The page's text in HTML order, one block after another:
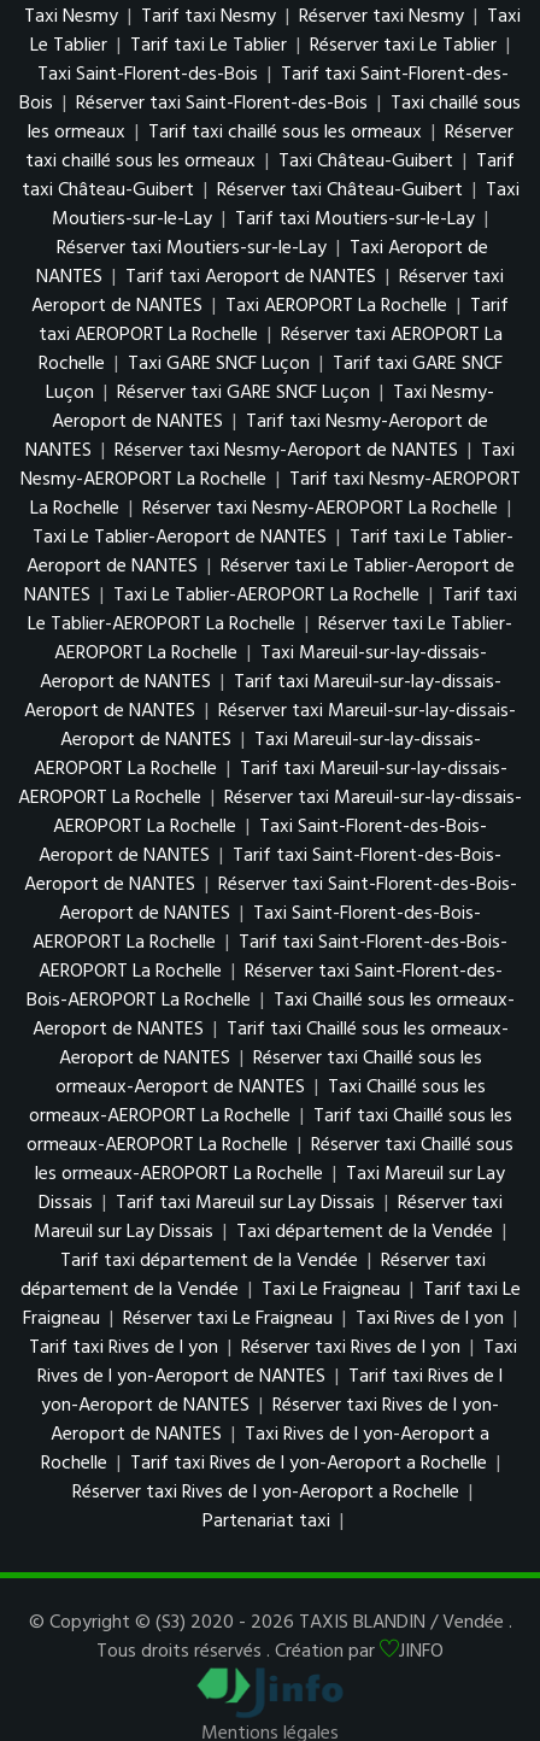
Taxi Nesmy | Tarif taxi Nesmy | Réserver taxi Nesmy | Taxi
Le Tablier | Tarif taxi Le Tablier | Réserver taxi Le Tablier |
Taxi Saint-Florent-des-Bois | Tarif taxi Saint-Florent-des-
Bois | Réserver taxi Saint-Florent-des-Bois | Taxi chaillé sous
les ormeaux | Tarif taxi chaillé sous les ormeaux | Réserver
taxi chaillé sous les ormeaux | Taxi Château-Guibert | Tarif
taxi Château-Guibert | Réserver taxi Château-Guibert | Taxi
Moutiers-sur-le-Lay | Tarif taxi Moutiers-sur-le-Lay |
Réserver taxi Moutiers-sur-le-Lay | Taxi Aeroport de
NANTES | Tarif taxi Aeroport de NANTES | Réserver taxi
Aeroport de NANTES | Taxi AEROPORT La Rochelle | Tarif
taxi AEROPORT La Rochelle | Réserver taxi AEROPORT La
Rochelle | Taxi GARE SNCF Luçon | Tarif taxi GARE SNCF
Luçon | Réserver taxi GARE SNCF Luçon | Taxi Nesmy-
Aeroport de NANTES | Tarif taxi Nesmy-Aeroport de
NANTES | Réserver taxi Nesmy-Aeroport de NANTES | Taxi
Nesmy-AEROPORT La Rochelle | Tarif taxi Nesmy-AEROPORT
La Rochelle | Réserver taxi Nesmy-AEROPORT La Rochelle |
Taxi Le Tablier-Aeroport de NANTES | Tarif taxi Le Tablier-
Aeroport de NANTES | Réserver taxi Le Tablier-Aeroport de
NANTES | Taxi Le Tablier-AEROPORT La Rochelle | Tarif taxi
Le Tablier-AEROPORT La Rochelle | Réserver taxi Le Tablier-
AEROPORT La Rochelle | Taxi Mareuil-sur-lay-dissais-
Aeroport de NANTES | Tarif taxi Mareuil-sur-lay-dissais-
Aeroport de NANTES | Réserver taxi Mareuil-sur-lay-dissais-
Aeroport de NANTES | Taxi Mareuil-sur-lay-dissais-
AEROPORT La Rochelle | Tarif taxi Mareuil-sur-lay-dissais-
AEROPORT La Rochelle | Réserver taxi Mareuil-sur-lay-dissais-
AEROPORT La Rochelle | Taxi Saint-Florent-des-Bois-
Aeroport de NANTES | Tarif taxi Saint-Florent-des-Bois-
Aeroport de NANTES | Réserver taxi Saint-Florent-des-Bois-
Aeroport de NANTES | Taxi Saint-Florent-des-Bois-
AEROPORT La Rochelle | Tarif taxi Saint-Florent-des-Bois-
AEROPORT La Rochelle | Réserver taxi Saint-Florent-des-
Bois-AEROPORT La Rochelle | Taxi Chaillé sous les ormeaux-
Aeroport de NANTES | Tarif taxi Chaillé sous les ormeaux-
Aeroport de NANTES | Réserver taxi Chaillé sous les
ormeaux-Aeroport de NANTES | Taxi Chaillé sous les
ormeaux-AEROPORT La Rochelle | Tarif taxi Chaillé sous les
ormeaux-AEROPORT La Rochelle | Réserver taxi Chaillé sous
les ormeaux-AEROPORT La Rochelle | Taxi Mareuil sur Lay
Dissais | Tarif taxi Mareuil sur Lay Dissais | Réserver taxi
Mareuil sur Lay Dissais | Taxi département de la Vendée |
Tarif taxi département de la Vendée | Réserver taxi
département de la Vendée | Taxi Le Fraigneau | Tarif taxi Le
Fraigneau | Réserver taxi Le Fraigneau | Taxi Rives de l yon |
Tarif taxi Rives de l yon | Réserver taxi Rives de l yon | Taxi
Rives de l yon-Aeroport de NANTES | Tarif taxi Rives de l
yon-Aeroport de NANTES | Réserver taxi Rives de l yon-
Aeroport de NANTES | Taxi Rives de l yon-Aeroport a
Rochelle | Tarif taxi Rives de l yon-Aeroport a Rochelle |
Réserver taxi Rives de l yon-Aeroport a Rochelle |
Partenariat taxi |
© Copyright © (S3) 2020 - 2026 TAXIS BLANDIN / Vendée .
Tous droits réservés . Création par
JINFO
Mentions légales